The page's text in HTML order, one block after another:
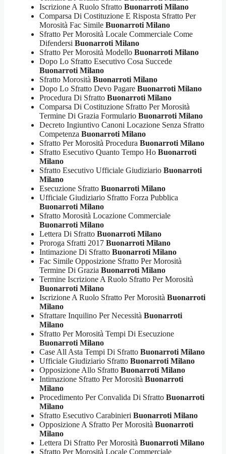
Iscrizione A Ruolo Sfratto Buonarroti Milano
Comparsa Di Costituzione E Risposta Sfratto Per
Morosità Fac Simile Buonarroti Milano
Sfratto Per Morosità Locale Commerciale Come
Difendersi Buonarroti Milano
Sfratto Per Morosità Modello Buonarroti Milano
Dopo Lo Sfratto Esecutivo Cosa Succede
Buonarroti Milano
Sfratto Morosità Buonarroti Milano
Dopo Lo Sfratto Devo Pagare Buonarroti Milano
Procedura Di Sfratto Buonarroti Milano
Comparsa Di Costituzione Sfratto Per Morosità
Termine Di Grazia Formulario Buonarroti Milano
Decreto Ingiuntivo Canoni Locazione Senza Sfratto
Competenza Buonarroti Milano
Sfratto Per Morosità Procedura Buonarroti Milano
Sfratto Esecutivo Quanto Tempo Ho Buonarroti
Milano
Sfratto Esecutivo Ufficiale Giudiziario Buonarroti
Milano
Esecuzione Sfratto Buonarroti Milano
Ufficiale Giudiziario Sfratto Forza Pubblica
Buonarroti Milano
Sfratto Morosità Locazione Commerciale
Buonarroti Milano
Lettera Di Sfratto Buonarroti Milano
Proroga Sfratti 2017 Buonarroti Milano
Intimazione Di Sfratto Buonarroti Milano
Fac Simile Opposizione Sfratto Per Morosità
Termine Di Grazia Buonarroti Milano
Termine Iscrizione A Ruolo Sfratto Per Morosità
Buonarroti Milano
Iscrizione A Ruolo Sfratto Per Morosità Buonarroti
Milano
Sfrattare Inquilino Per Necessità Buonarroti
Milano
Sfratto Per Morosità Tempi Di Esecuzione
Buonarroti Milano
Case All Asta Tempi Di Sfratto Buonarroti Milano
Ufficiale Giudiziario Sfratto Buonarroti Milano
Opposizione Allo Sfratto Buonarroti Milano
Intimazione Sfratto Per Morosità Buonarroti
Milano
Procedimento Per Convalida Di Sfratto Buonarroti
Milano
Sfratto Esecutivo Carabinieri Buonarroti Milano
Opposizione A Sfratto Per Morosità Buonarroti
Milano
Lettera Di Sfratto Per Morosità Buonarroti Milano
Sfratto Per Morosità Locale Commerciale